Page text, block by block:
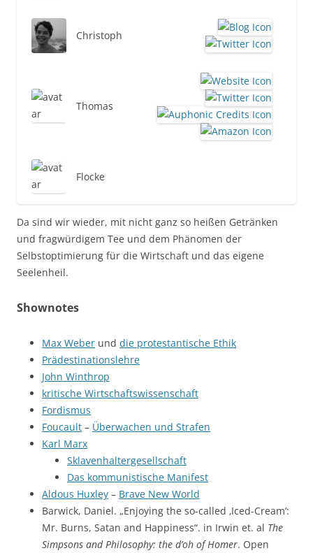
Christoph
Thomas
Flocke
Da sind wir wieder, mit nicht ganz so heißen Getränken
und fragwürdigem Tee und dem Phänomen der
Selbstoptimierung für die Wirtschaft und das eigene
Seelenheil.
Shownotes
Max Weber und die protestantische Ethik
Prädestinationslehre
John Winthrop
kritische Wirtschaftswissenschaft
Fordismus
Foucault – Überwachen und Strafen
Karl Marx
Sklavenhaltergesellschaft
Das kommunistische Manifest
Aldous Huxley – Brave New World
Barwick, Daniel. „Enjoying the so-called ‚Iced-Cream‘:
Mr. Burns, Satan and Happiness“. in Irwin et. al The
Simpsons and Philosophy: the d’oh of Homer. Open